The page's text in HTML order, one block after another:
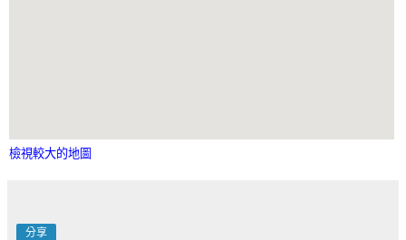
檢視較大的地圖
分享